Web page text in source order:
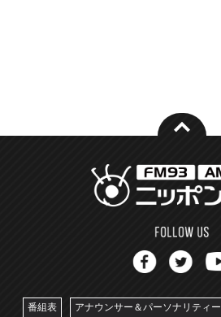
番組表 アナウンサー＆パーソナリティー